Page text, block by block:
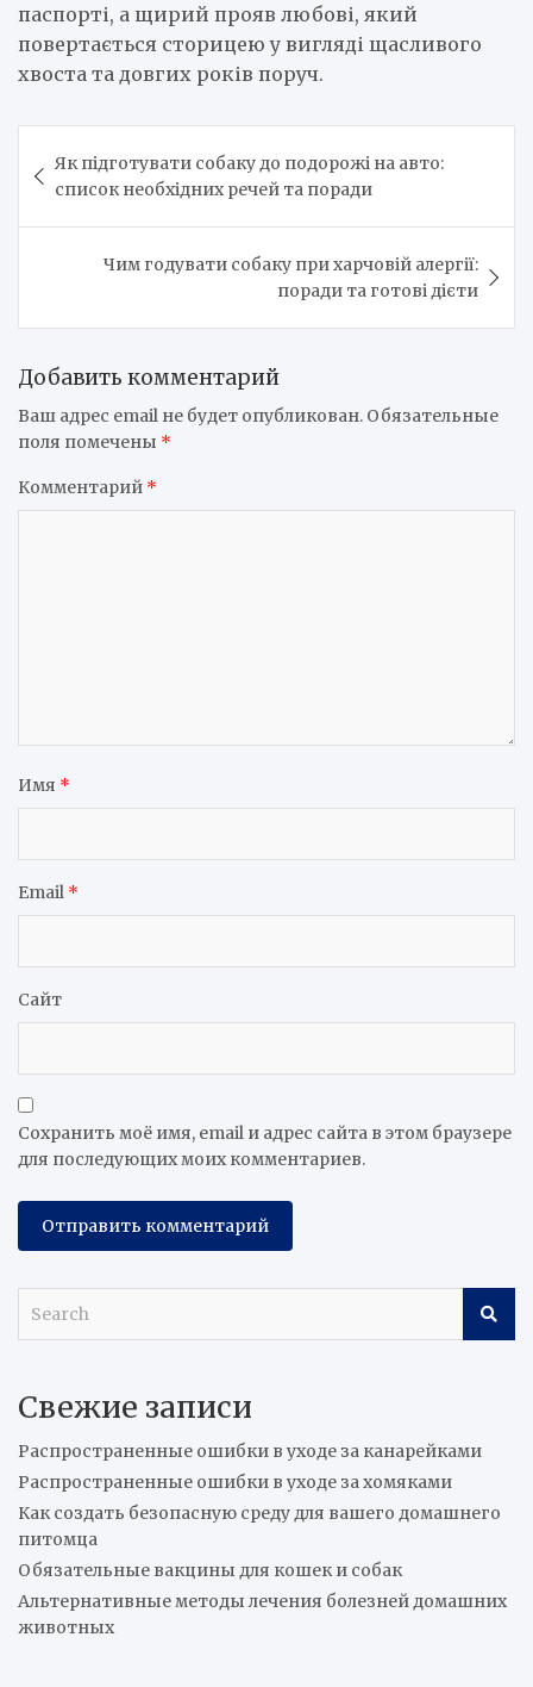
паспорті, а щирий прояв любові, який
повертається сторицею у вигляді щасливого
хвоста та довгих років поруч.
по
записям
Як підготувати собаку до подорожі на авто:
список необхідних речей та поради
Чим годувати собаку при харчовій алергії:
поради та готові дієти
Добавить комментарий
Ваш адрес email не будет опубликован. Обязательные
поля помечены *
Комментарий *
Имя *
Email *
Сайт
Сохранить моё имя, email и адрес сайта в этом браузере
для последующих моих комментариев.
c
Свежие записи
Распространенные ошибки в уходе за канарейками
Распространенные ошибки в уходе за хомяками
Как создать безопасную среду для вашего домашнего
питомца
Обязательные вакцины для кошек и собак
Альтернативные методы лечения болезней домашних
животных